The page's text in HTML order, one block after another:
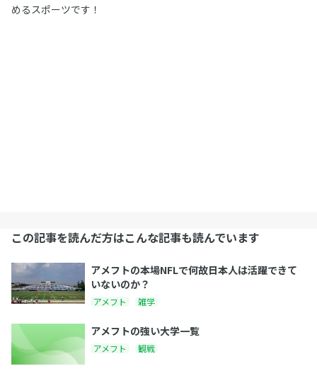
めるスポーツです！
この記事を読んだ方はこんな記事も読んでいます
アメフトの本場NFLで何故日本人は活躍できて
いないのか？
アメフト 雑学
アメフトの強い大学一覧
アメフト 観戦